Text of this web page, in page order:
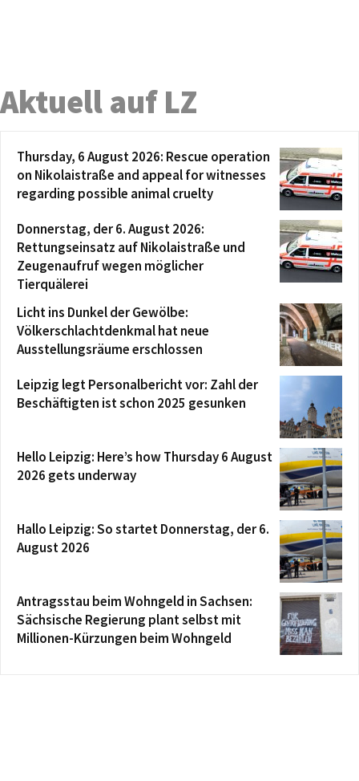
Aktuell auf LZ
Thursday, 6 August 2026: Rescue operation
on Nikolaistraße and appeal for witnesses
regarding possible animal cruelty
Donnerstag, der 6. August 2026:
Rettungseinsatz auf Nikolaistraße und
Zeugenaufruf wegen möglicher
Tierquälerei
Licht ins Dunkel der Gewölbe:
Völkerschlachtdenkmal hat neue
Ausstellungsräume erschlossen
Leipzig legt Personalbericht vor: Zahl der
Beschäftigten ist schon 2025 gesunken
Hello Leipzig: Here’s how Thursday 6 August
2026 gets underway
Hallo Leipzig: So startet Donnerstag, der 6.
August 2026
Antragsstau beim Wohngeld in Sachsen:
Sächsische Regierung plant selbst mit
Millionen-Kürzungen beim Wohngeld